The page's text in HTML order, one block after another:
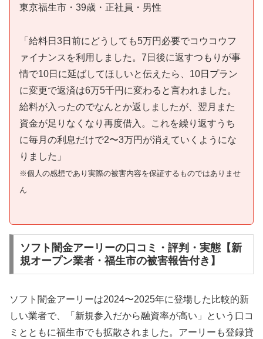
東京福生市・39歳・正社員・男性
「給料日3日前にどうしても5万円必要でコウコウフ
ァイナンスを利用しました。7日後に返すつもりが事
情で10日に延ばしてほしいと伝えたら、10日プラン
に変更で返済は6万5千円に変わると言われました。
給料が入ったのでなんとか返しましたが、翌月また
資金が足りなくなり再度借入。これを繰り返すうち
に毎月の利息だけで2〜3万円が消えていくようにな
りました」
※個人の感想であり実際の被害内容を保証するものではありませ
ん
ソフト闇金アーリーの口コミ・評判・実態【新
規オープン業者・福生市の被害報告付き】
ソフト闇金アーリーは2024〜2025年に登場した比較的新
しい業者で、「新規参入だから融資率が高い」という口コ
ミとともに福生市でも拡散されました。アーリーも登録貸